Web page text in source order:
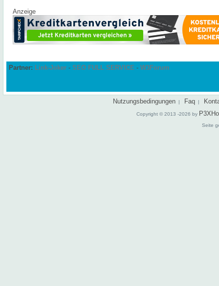
Anzeige
Partner: Link-Joker - SEO FULL SERVICE - W3Forum
Nutzungsbedingungen | Faq |
Copyright © 2013 -2026 by
Seite